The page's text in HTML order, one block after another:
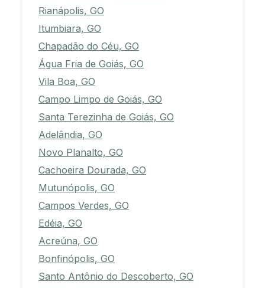
Rianápolis, GO
Itumbiara, GO
Chapadão do Céu, GO
Água Fria de Goiás, GO
Vila Boa, GO
Campo Limpo de Goiás, GO
Santa Terezinha de Goiás, GO
Adelândia, GO
Novo Planalto, GO
Cachoeira Dourada, GO
Mutunópolis, GO
Campos Verdes, GO
Edéia, GO
Acreúna, GO
Bonfinópolis, GO
Santo Antônio do Descoberto, GO